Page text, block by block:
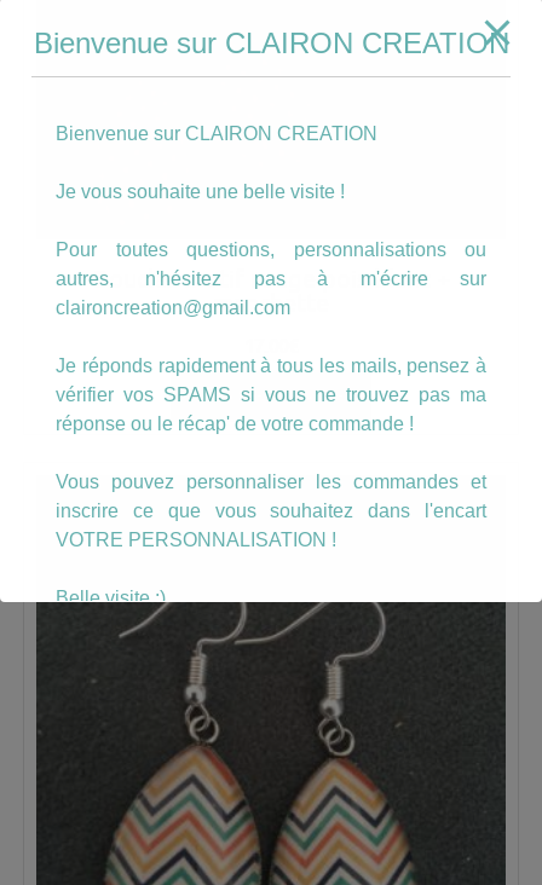
Boucles motif rouge pois blanc +
manchette
AJOUTER AU PANIER
Bienvenue sur CLAIRON CREATION
Bienvenue sur CLAIRON CREATION
Je vous souhaite une belle visite !
Pour toutes questions, personnalisations ou
autres, n'hésitez pas à m'écrire sur
claironcreation@gmail.com
Je réponds rapidement à tous les mails, pensez à
vérifier vos SPAMS si vous ne trouvez pas ma
réponse ou le récap' de votre commande !
Vous pouvez personnaliser les commandes et
inscrire ce que vous souhaitez dans l'encart
VOTRE PERSONNALISATION !
Belle visite :)